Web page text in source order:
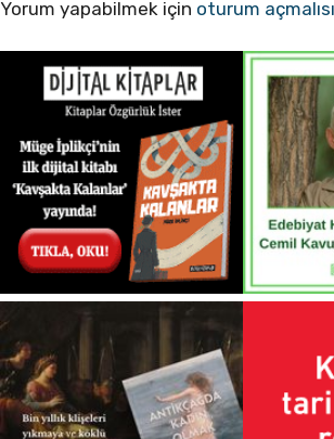
Yorum yapabilmek için oturum